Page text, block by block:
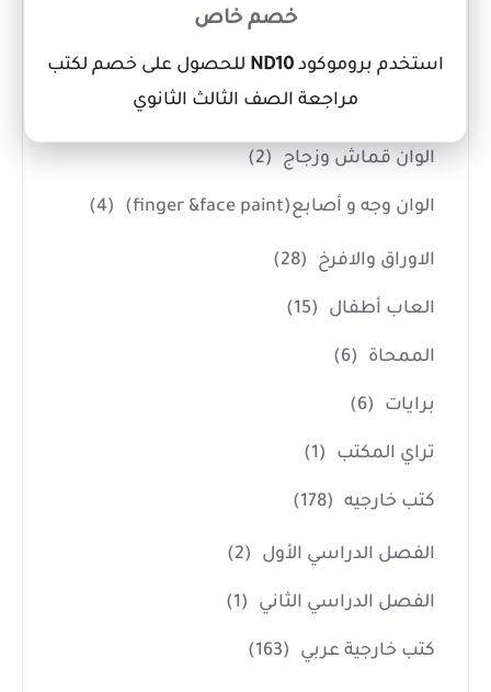
الوان زيت (1)
الوان شمع وباستل (25)
الوان قماش وزجاج (2)
الوان وجه و أصابع(finger &face paint) (4)
الاوراق والافرخ (28)
العاب أطفال (15)
الممحاة (6)
برايات (6)
تراي المكتب (1)
كتب خارجيه (178)
الفصل الدراسي الأول (2)
الفصل الدراسي الثاني (1)
كتب خارجية عربي (163)
خصم خاص
استخدم بروموكود ND10 للحصول على خصم لكتب
مراجعة الصف الثالث الثانوي